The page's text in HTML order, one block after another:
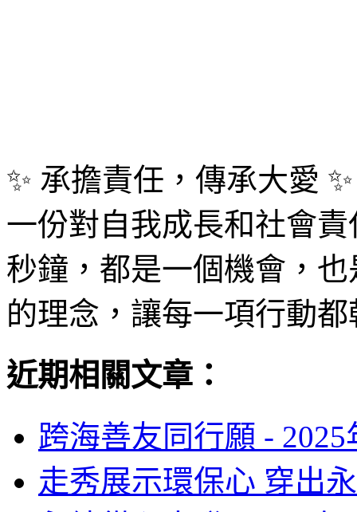
✨ 承擔責任，傳承大愛 ✨
一份對自我成長和社會
秒鐘，都是一個機會，
的理念，讓每一項行動
近期相關文章：
跨海善友同行願 - 2025
走秀展示環保心 穿出